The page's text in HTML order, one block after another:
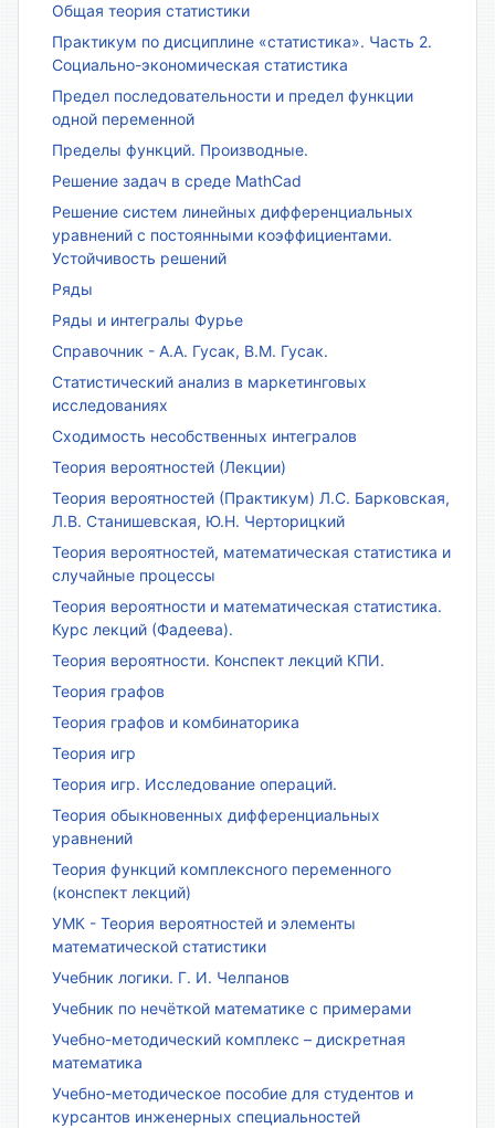
Общая теория статистики
Практикум по дисциплине «статистика». Часть 2.
Социально-экономическая статистика
Предел последовательности и предел функции
одной переменной
Пределы функций. Производные.
Решение задач в среде MathCad
Решение систем линейных дифференциальных
уравнений с постоянными коэффициентами.
Устойчивость решений
Ряды
Ряды и интегралы Фурье
Справочник - А.А. Гусак, В.М. Гусак.
Статистический анализ в маркетинговых
исследованиях
Сходимость несобственных интегралов
Теория вероятностей (Лекции)
Теория вероятностей (Практикум) Л.С. Барковская,
Л.В. Станишевская, Ю.Н. Черторицкий
Теория вероятностей, математическая статистика и
случайные процессы
Теория вероятности и математическая статистика.
Курс лекций (Фадеева).
Теория вероятности. Конспект лекций КПИ.
Теория графов
Теория графов и комбинаторика
Теория игр
Теория игр. Исследование операций.
Теория обыкновенных дифференциальных
уравнений
Теория функций комплексного переменного
(конспект лекций)
УМК - Теория вероятностей и элементы
математической статистики
Учебник логики. Г. И. Челпанов
Учебник по нечёткой математике с примерами
Учебно-методический комплекс – дискретная
математика
Учебно-методическое пособие для студентов и
курсантов инженерных специальностей